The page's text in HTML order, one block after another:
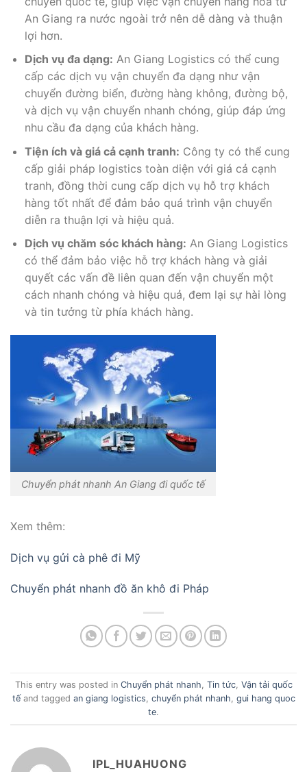
An Giang ra nước ngoài trở nên dễ dàng và thuận
lợi hơn.
Dịch vụ đa dạng: An Giang Logistics có thể cung
cấp các dịch vụ vận chuyển đa dạng như vận
chuyển đường biển, đường hàng không, đường bộ,
và dịch vụ vận chuyển nhanh chóng, giúp đáp ứng
nhu cầu đa dạng của khách hàng.
Tiện ích và giá cả cạnh tranh: Công ty có thể cung
cấp giải pháp logistics toàn diện với giá cả cạnh
tranh, đồng thời cung cấp dịch vụ hỗ trợ khách
hàng tốt nhất để đảm bảo quá trình vận chuyển
diễn ra thuận lợi và hiệu quả.
Dịch vụ chăm sóc khách hàng: An Giang Logistics
có thể đảm bảo việc hỗ trợ khách hàng và giải
quyết các vấn đề liên quan đến vận chuyển một
cách nhanh chóng và hiệu quả, đem lại sự hài lòng
và tin tưởng từ phía khách hàng.
Chuyển phát nhanh An Giang đi quốc tế
Xem thêm:
Dịch vụ gửi cà phê đi Mỹ
Chuyển phát nhanh đồ ăn khô đi Pháp
This entry was posted in Chuyển phát nhanh Tin tức, Vận tải quốc
tếand tagged an giang logistics chuyển phát nhanh gui hang quoc
te.
IPL_HUAHUONG